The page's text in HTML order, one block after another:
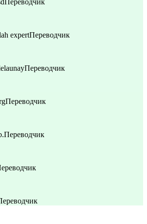
Переводчик
expertПереводчик
Переводчик
Переводчик
Переводчик